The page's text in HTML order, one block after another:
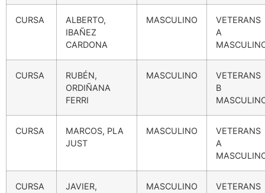
CURSA
ALBERTO,
IBAÑEZ
CARDONA
MASCULINO
VETERANS
A
CURSA
RUBÉN,
ORDIÑANA
FERRI
MASCULINO
VETERANS
B
CURSA
MARCOS, PLA
JUST
MASCULINO
VETERANS
A
CURSA
JAVIER,
MASCULINO
VETERANS